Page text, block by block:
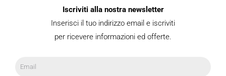
Iscriviti alla nostra newsletter
Inserisci il tuo indirizzo email e iscriviti
per ricevere informazioni ed offerte.